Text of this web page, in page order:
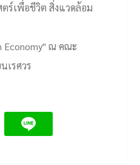
ร์เพื่อชีวิต สิ่งแวดล้อม
Economy" ณ คณะ
เรศวร